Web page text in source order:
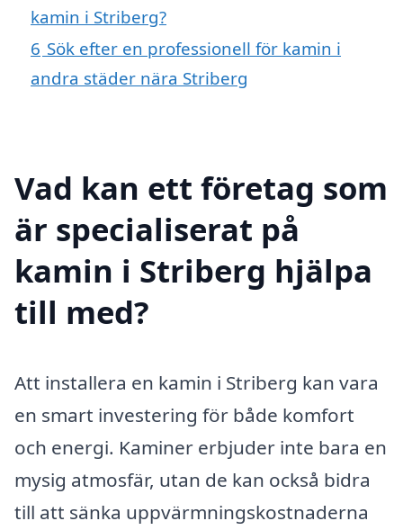
kamin i Striberg?
6 Sök efter en professionell för kamin i
andra städer nära Striberg
Vad kan ett företag som
är specialiserat på
kamin i Striberg hjälpa
till med?
Att installera en kamin i Striberg kan vara
en smart investering för både komfort
och energi. Kaminer erbjuder inte bara en
mysig atmosfär, utan de kan också bidra
till att sänka uppvärmningskostnaderna